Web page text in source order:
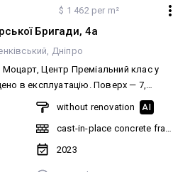
$ 1 462 per m²
Бригади, 4а
Дніпро
Преміальний клас у
Поверх — 7,
52 м². Вікна в бік проспекту
та спальню. Панорамне скління.
Генератор — ліфт
without renovation AI
cast-in-place concrete frame
2023